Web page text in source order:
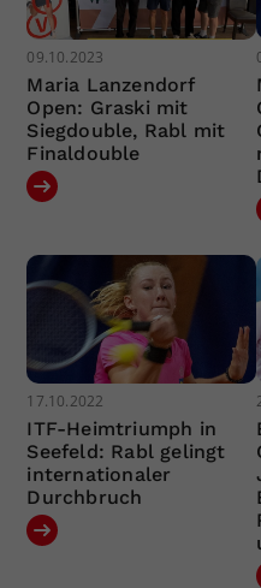
09.10.2023
Maria Lanzendorf
Open: Graski mit
Siegdouble, Rabl mit
Finaldouble
17.10.2022
ITF-Heimtriumph in
Seefeld: Rabl gelingt
internationaler
Durchbruch